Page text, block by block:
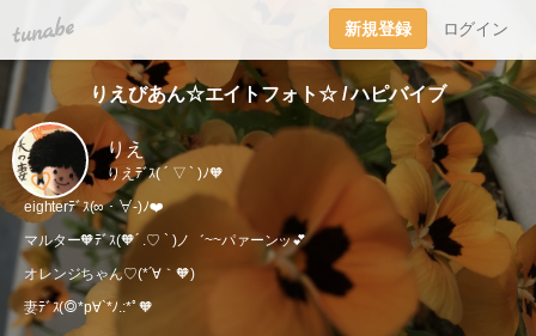
tuna.be 新規登録 ログイン
りえびあん☆エイトフォト☆ / ハピバイブ
りえ
りえﾃﾞｽ( ´ ▽ ` )ﾉ🧡
eighterﾃﾞｽ(∞・∀-)ﾉ❤️
マルター🧡ﾃﾞｽ(🧡´ .♡ ` )ノ゛~~パァーンッ💕
オレンジちゃん♡(*´∀｀🧡)
妻ﾃﾞｽ(◎*p∀`*ﾉ.:*ﾟ🧡